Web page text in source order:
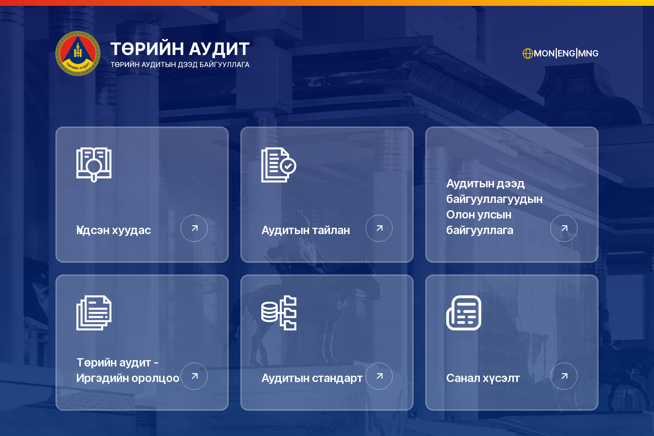
MON ENG MNG
Үндсэн хуудас Аудитын тайлан
Аудитын дээд
байгууллагуудын
Олон улсын
байгууллага
Төрийн аудит -
Иргэдийн оролцоо
Аудитын стандарт Санал хүсэлт